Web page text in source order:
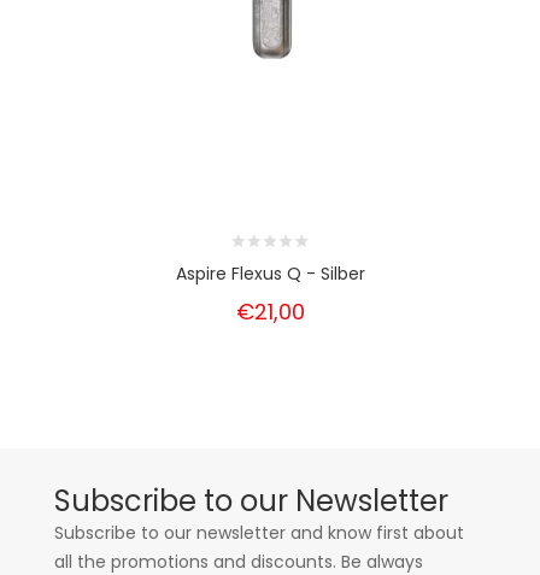
Aspire Flexus Q - Silber
€21,00
Subscribe to our Newsletter
Subscribe to our newsletter and know first about
all the promotions and discounts. Be always